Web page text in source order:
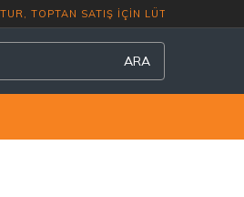
YOKTUR, TOPTAN
ARA